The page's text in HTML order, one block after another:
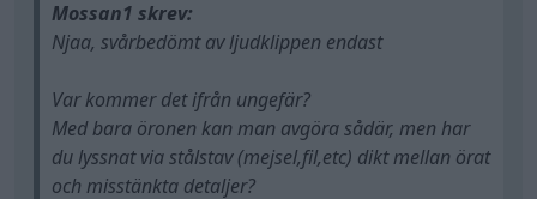
Mossan1 skrev:
Njaa, svårbedömt av ljudklippen endast
Var kommer det ifrån ungefär?
Med bara öronen kan man avgöra sådär, men har
du lyssnat via stålstav (mejsel,fil,etc) dikt mellan örat
och misstänkta detaljer?